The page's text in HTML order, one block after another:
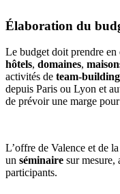
Élaboration du
Le budget doit prendre en
hôtels, domaines,
activités de team-building
depuis Paris ou Lyon et
de prévoir une marge
L’offre de Valence et de
un séminaire sur mesure,
participants.